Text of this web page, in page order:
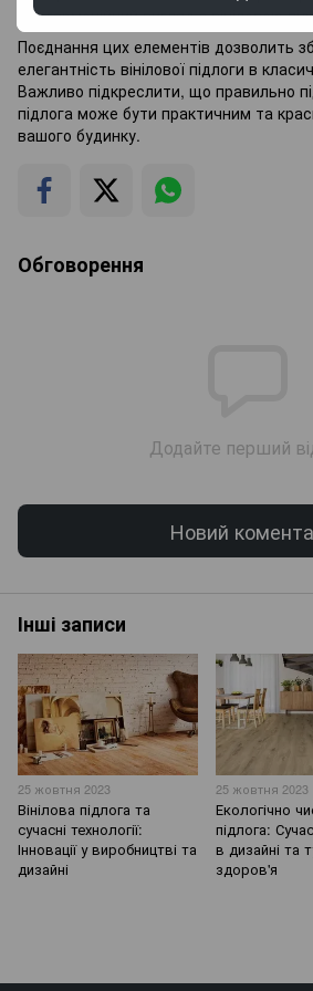
гармонійний вигляд з вініловою
Поєднання цих елементів дозволить
елегантність вінілової підлоги в
Важливо підкреслити, що правильно
підлога може бути практичним та
вашого будинку.
Обговорення
Додайте перший
Новий
Інші записи
25 жовтня 2023
Вінілова підлога та
сучасні технології:
Інновації у виробництві та
дизайні
25 жовтня 2023
Екологічно
підлога:
в дизайні та
здоров'я